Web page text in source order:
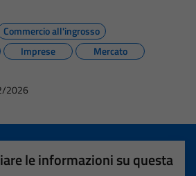
Commercio all'ingrosso
Imprese Mercato
2026
le informazioni su questa